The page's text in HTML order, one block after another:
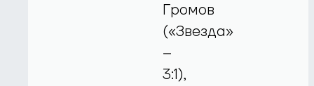
Громов
(«Звезда»
–
3:1),